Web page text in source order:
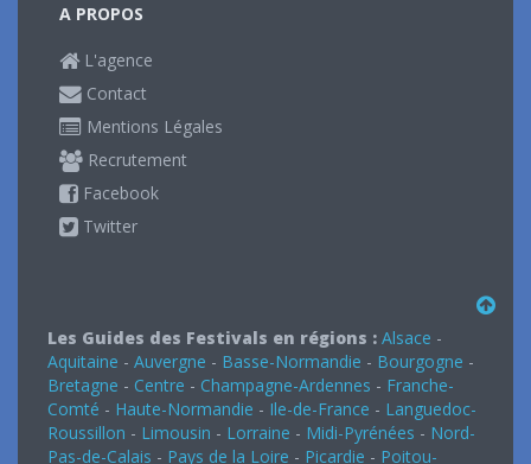
A PROPOS
L'agence
Contact
Mentions Légales
Recrutement
Facebook
Twitter
Les Guides des Festivals en régions : Alsace -
Aquitaine - Auvergne - Basse-Normandie - Bourgogne -
Bretagne - Centre - Champagne-Ardennes - Franche-
Comté - Haute-Normandie - Ile-de-France - Languedoc-
Roussillon - Limousin - Lorraine - Midi-Pyrénées - Nord-
Pas-de-Calais - Pays de la Loire - Picardie - Poitou-